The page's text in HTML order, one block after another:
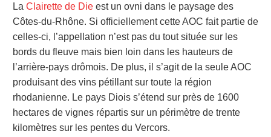
La Clairette de Die est un ovni dans le paysage des
Côtes-du-Rhône. Si officiellement cette AOC fait partie de
celles-ci, l’appellation n’est pas du tout située sur les
bords du fleuve mais bien loin dans les hauteurs de
l’arrière-pays drômois. De plus, il s’agit de la seule AOC
produisant des vins pétillant sur toute la région
rhodanienne. Le pays Diois s’étend sur près de 1600
hectares de vignes répartis sur un périmètre de trente
kilomètres sur les pentes du Vercors.